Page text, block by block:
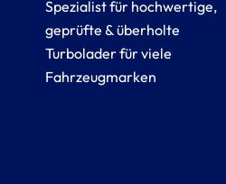
Spezialist für hochwertige,
geprüfte & überholte
Turbolader für viele
Fahrzeugmarken